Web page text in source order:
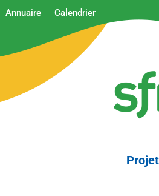
Annuaire Calendrier